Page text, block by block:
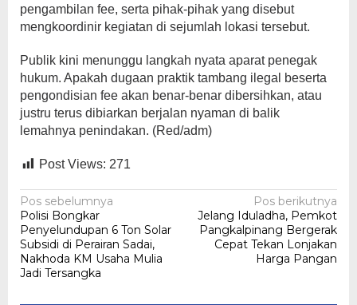
pengambilan fee, serta pihak-pihak yang disebut
mengkoordinir kegiatan di sejumlah lokasi tersebut.
Publik kini menunggu langkah nyata aparat penegak
hukum. Apakah dugaan praktik tambang ilegal beserta
pengondisian fee akan benar-benar dibersihkan, atau
justru terus dibiarkan berjalan nyaman di balik
lemahnya penindakan. (Red/adm)
Post Views: 271
Navigasi
pos
Pos sebelumnya
Polisi Bongkar
Penyelundupan 6 Ton Solar
Subsidi di Perairan Sadai,
Nakhoda KM Usaha Mulia
Jadi Tersangka
Pos berikutnya
Jelang Iduladha, Pemkot
Pangkalpinang Bergerak
Cepat Tekan Lonjakan
Harga Pangan